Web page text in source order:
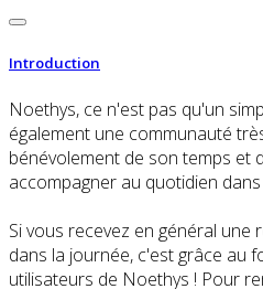
Introduction
Noethys, ce n'est pas qu'un
également une communauté
bénévolement de son temps et
accompagner au quotidien
Si vous recevez en général
dans la journée, c'est grâce au
utilisateurs de Noethys ! Pour